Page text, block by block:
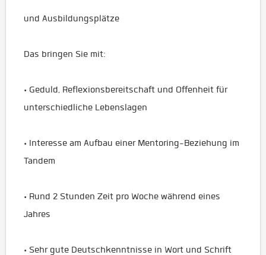
und Ausbildungsplätze
Das bringen Sie mit:
• Geduld, Reflexionsbereitschaft und Offenheit für
unterschiedliche Lebenslagen
• Interesse am Aufbau einer Mentoring-Beziehung im
Tandem
• Rund 2 Stunden Zeit pro Woche während eines
Jahres
• Sehr gute Deutschkenntnisse in Wort und Schrift